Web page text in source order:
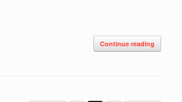
Continue reading